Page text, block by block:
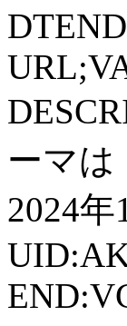
ーマは
2024